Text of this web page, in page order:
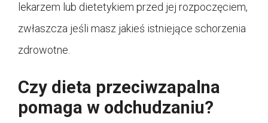
lekarzem lub dietetykiem przed jej rozpoczęciem,
zwłaszcza jeśli masz jakieś istniejące schorzenia
zdrowotne.
Czy dieta przeciwzapalna
pomaga w odchudzaniu?